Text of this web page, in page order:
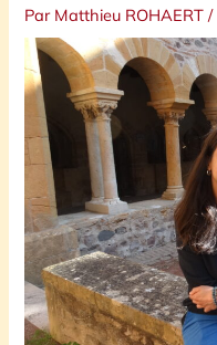
Par Matthieu ROHAERT/